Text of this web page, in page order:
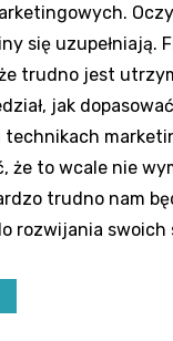
się uzupełniają.
trudno jest
jak
technikach
że to wcale nie
trudno nam
rozwijania swoich